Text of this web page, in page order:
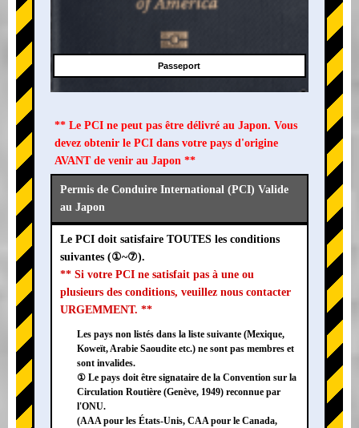
Passeport
** Le PCI ne peut pas être délivré au Japon. Vous
devez obtenir le PCI dans votre pays d'origine
AVANT de venir au Japon **
Permis de Conduire International (PCI) Valide
au Japon
Le PCI doit satisfaire TOUTES les conditions
suivantes (①~⑦).
** Si votre PCI ne satisfait pas à une ou
plusieurs des conditions, veuillez nous contacter
URGEMMENT. **
Les pays non listés dans la liste suivante (Mexique,
Koweït, Arabie Saoudite etc.) ne sont pas membres et
sont invalides.
① Le pays doit être signataire de la Convention sur la
Circulation Routière (Genève, 1949) reconnue par
l'ONU.
(AAA pour les États-Unis, CAA pour le Canada,